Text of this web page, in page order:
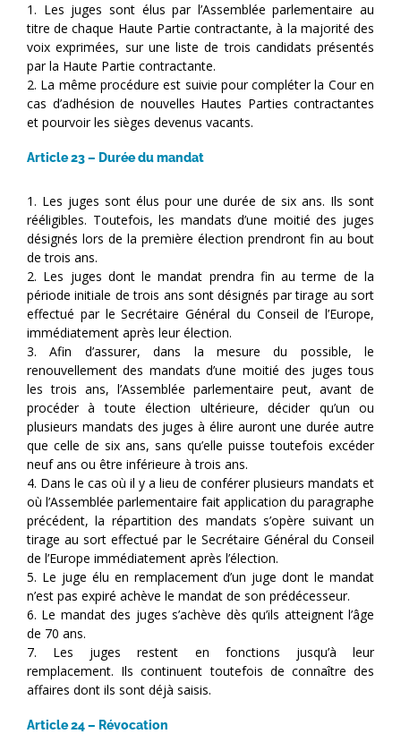
1. Les juges sont élus par l’Assemblée parlementaire au
titre de chaque Haute Partie contractante, à la majorité des
voix exprimées, sur une liste de trois candidats présentés
par la Haute Partie contractante.
2. La même procédure est suivie pour compléter la Cour en
cas d’adhésion de nouvelles Hautes Parties contractantes
et pourvoir les sièges devenus vacants.
Article 23 – Durée du mandat
1. Les juges sont élus pour une durée de six ans. Ils sont
rééligibles. Toutefois, les mandats d’une moitié des juges
désignés lors de la première élection prendront fin au bout
de trois ans.
2. Les juges dont le mandat prendra fin au terme de la
période initiale de trois ans sont désignés par tirage au sort
effectué par le Secrétaire Général du Conseil de l’Europe,
immédiatement après leur élection.
3. Afin d’assurer, dans la mesure du possible, le
renouvellement des mandats d’une moitié des juges tous
les trois ans, l’Assemblée parlementaire peut, avant de
procéder à toute élection ultérieure, décider qu’un ou
plusieurs mandats des juges à élire auront une durée autre
que celle de six ans, sans qu’elle puisse toutefois excéder
neuf ans ou être inférieure à trois ans.
4. Dans le cas où il y a lieu de conférer plusieurs mandats et
où l’Assemblée parlementaire fait application du paragraphe
précédent, la répartition des mandats s’opère suivant un
tirage au sort effectué par le Secrétaire Général du Conseil
de l’Europe immédiatement après l’élection.
5. Le juge élu en remplacement d’un juge dont le mandat
n’est pas expiré achève le mandat de son prédécesseur.
6. Le mandat des juges s’achève dès qu’ils atteignent l’âge
de 70 ans.
7. Les juges restent en fonctions jusqu’à leur
remplacement. Ils continuent toutefois de connaître des
affaires dont ils sont déjà saisis.
Article 24 – Révocation